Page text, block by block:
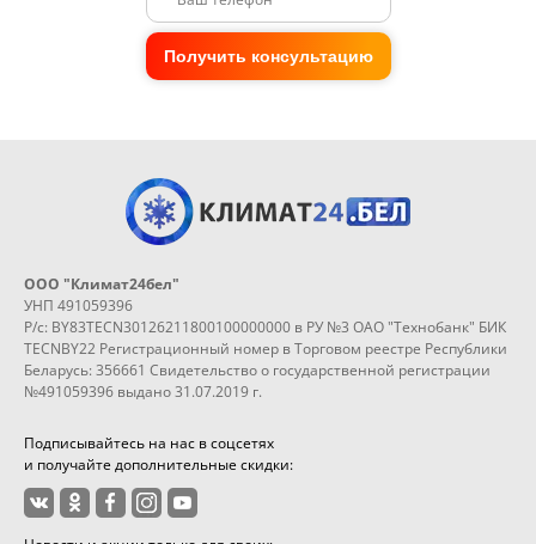
Получить консультацию
ООО "Климат24бел"
УНП 491059396
Р/с: BY83TECN30126211800100000000 в РУ №3 ОАО "Технобанк" БИК
TECNBY22 Регистрационный номер в Торговом реестре Республики
Беларусь: 356661 Свидетельство о государственной регистрации
№491059396 выдано 31.07.2019 г.
Подписывайтесь на нас в соцсетях
и получайте дополнительные скидки: